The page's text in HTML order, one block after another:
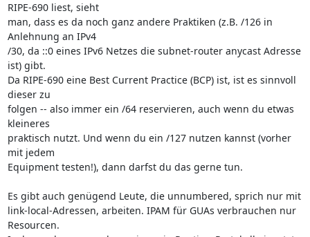
RIPE-690 liest, sieht
man, dass es da noch ganz andere Praktiken (z.B. /126 in
Anlehnung an IPv4
/30, da ::0 eines IPv6 Netzes die subnet-router anycast Adresse
ist) gibt.
Da RIPE-690 eine Best Current Practice (BCP) ist, ist es sinnvoll
dieser zu
folgen -- also immer ein /64 reservieren, auch wenn du etwas
kleineres
praktisch nutzt. Und wenn du ein /127 nutzen kannst (vorher
mit jedem
Equipment testen!), dann darfst du das gerne tun.
Es gibt auch genügend Leute, die unnumbered, sprich nur mit
link-local-Adressen, arbeiten. IPAM für GUAs verbrauchen nur
Resourcen.